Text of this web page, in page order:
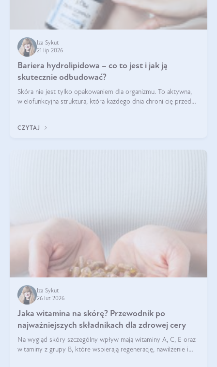
Iza Sykut
21 lip 2026
Bariera hydrolipidowa – co to jest i jak ją
skutecznie odbudować?
Skóra nie jest tylko opakowaniem dla organizmu. To aktywna,
wielofunkcyjna struktura, która każdego dnia chroni cię przed
bariera hydrolipidowa.
CZYTAJ
Iza Sykut
26 lut 2026
Jaka witamina na skórę? Przewodnik po
najważniejszych składnikach dla zdrowej cery
Na wygląd skóry szczególny wpływ mają witaminy A, C, E oraz
witaminy z grupy B, które wspierają regenerację, nawilżenie i